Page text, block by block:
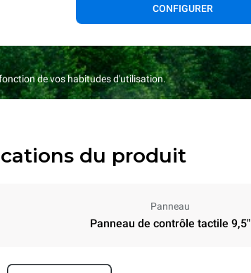
CONFIGURER
de vos habitudes d'utilisation.
du produit
Panneau
Panneau de contrôle tactile 9,5"